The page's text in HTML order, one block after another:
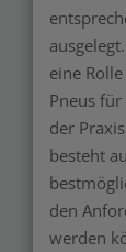
eine
Pneus
der
besteht
den
werden